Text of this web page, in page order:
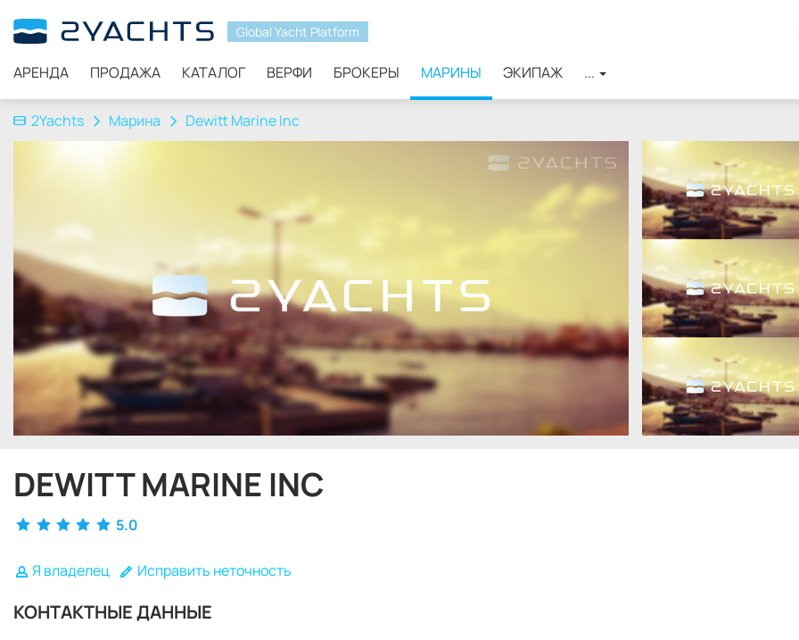
Global Yacht Platform
АРЕНДА ПРОДАЖА КАТАЛОГ ВЕРФИ БРОКЕРЫ МАРИНЫ ЭКИПАЖ ...
2Yachts Марина Dewitt Marine Inc
DEWITT MARINE INC
5.0
Я владелец Исправить неточность
КОНТАКТНЫЕ ДАННЫЕ